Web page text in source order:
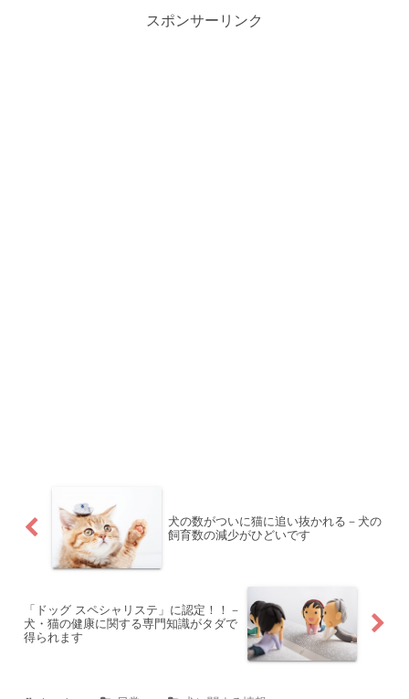
スポンサーリンク
犬の数がついに猫に追い抜かれる－犬の
飼育数の減少がひどいです
「ドッグ スペシャリステ」に認定！！－
犬・猫の健康に関する専門知識がタダで
得られます